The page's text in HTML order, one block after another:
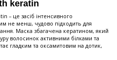
keratin
– це засіб інтенсивного
не менш, чудово підходить для
Маска збагачена кератином, який
волосинок активними білками та
гладким та оксамитовим на дотик,